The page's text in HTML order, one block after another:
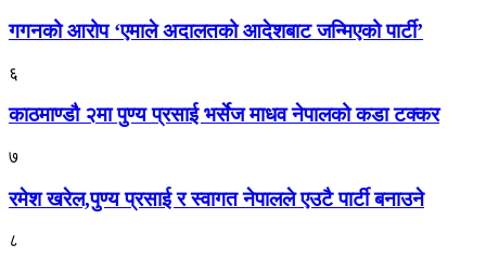
गगनको आरोप ‘एमाले अदालतको आदेशबाट जन्मिएको पार्टी’
६
काठमाण्डौ २मा पुण्य प्रसाई भर्सेज माधव नेपालको कडा टक्कर
७
रमेश खरेल,पुण्य प्रसाई र स्वागत नेपालले एउटै पार्टी बनाउने
८